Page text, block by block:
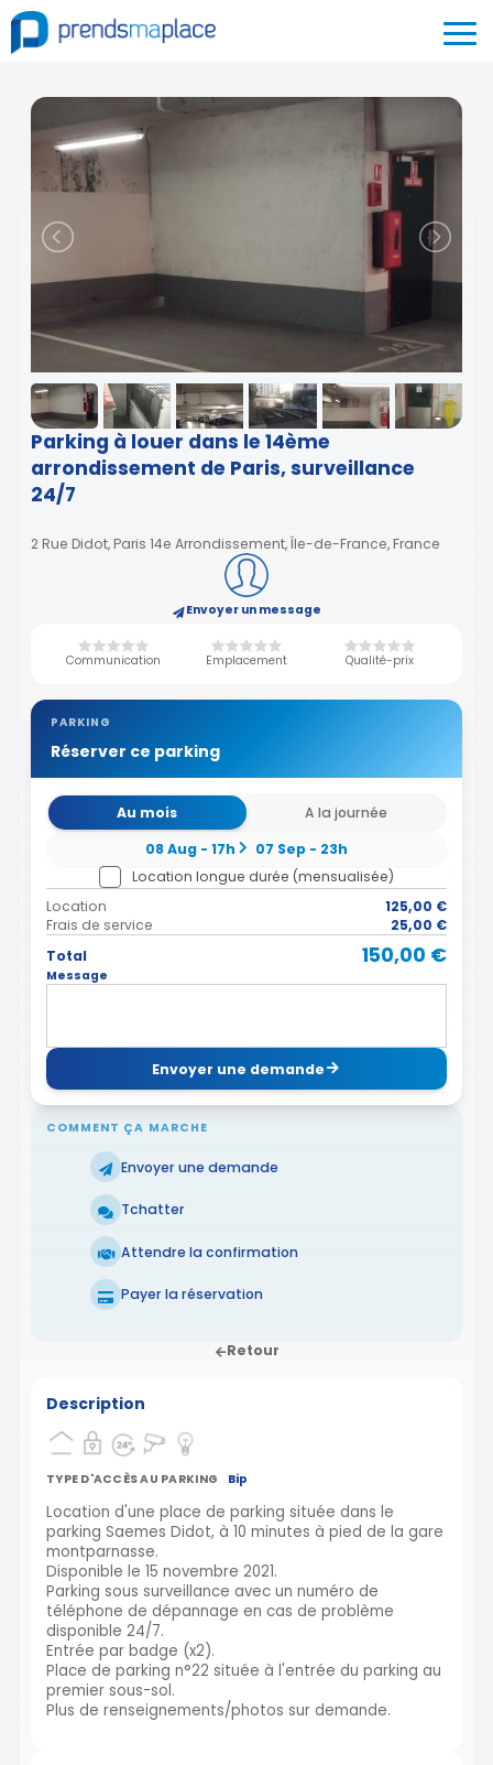
Parking à louer dans le 14ème
arrondissement de Paris, surveillance
24/7
2 Rue Didot, Paris 14e Arrondissement, Île-de-France, France
Envoyer un message
Communication Emplacement Qualité-prix
PARKING
Réserver ce parking
Au mois
A la journée
08 Aug - 17h
07 Sep - 23h
Location longue durée (mensualisée)
Location
125,00 €
Frais de service
25,00 €
Total
150,00 €
Message
Envoyer une demande
COMMENT ÇA MARCHE
Envoyer une demande
Tchatter
Attendre la confirmation
Payer la réservation
Retour
Description
TYPE D'ACCÈS AU PARKING Bip
Location d'une place de parking située dans le
parking Saemes Didot, à 10 minutes à pied de la gare
montparnasse.
Disponible le 15 novembre 2021.
Parking sous surveillance avec un numéro de
téléphone de dépannage en cas de problème
disponible 24/7.
Entrée par badge (x2).
Place de parking n°22 située à l'entrée du parking au
premier sous-sol.
Plus de renseignements/photos sur demande.